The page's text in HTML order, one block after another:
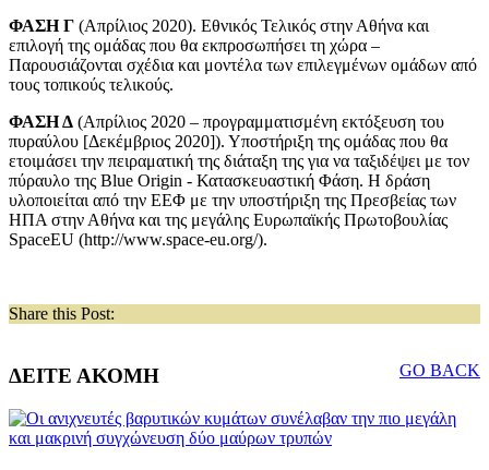
ΦΑΣΗ Γ (Απρίλιος 2020). Εθνικός Τελικός στην Αθήνα και
επιλογή της ομάδας που θα εκπροσωπήσει τη χώρα –
Παρουσιάζονται σχέδια και μοντέλα των επιλεγμένων ομάδων από
τους τοπικούς τελικούς.
ΦΑΣΗ Δ (Απρίλιος 2020 – προγραμματισμένη εκτόξευση του
πυραύλου [Δεκέμβριος 2020]). Υποστήριξη της ομάδας που θα
ετοιμάσει την πειραματική της διάταξη της για να ταξιδέψει με τον
πύραυλο της Blue Origin - Κατασκευαστική Φάση. Η δράση
υλοποιείται από την ΕΕΦ με την υποστήριξη της Πρεσβείας των
ΗΠΑ στην Αθήνα και της μεγάλης Ευρωπαϊκής Πρωτοβουλίας
SpaceEU (http://www.space-eu.org/).
Share this Post:
GO BACK
ΔΕΙΤΕ ΑΚΟΜΗ